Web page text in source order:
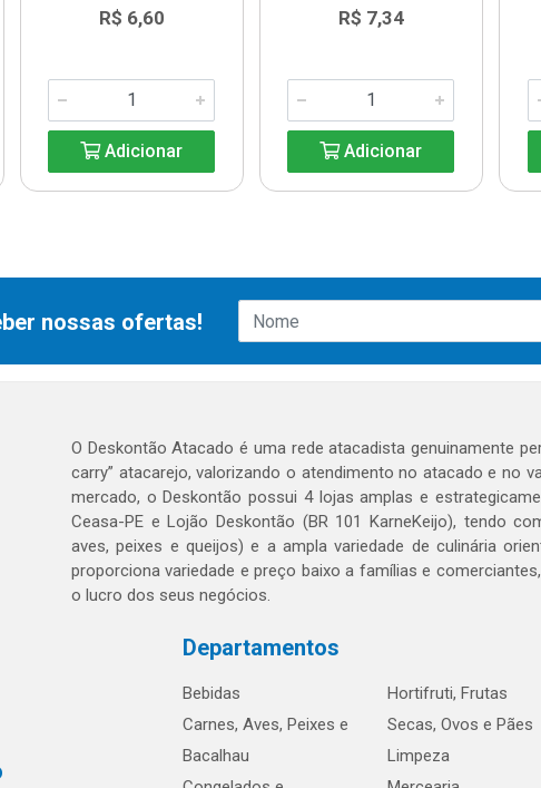
R$ 6,60
Adicionar
R$ 7,34
Adicionar
nossas ofertas!
O Deskontão Atacado é uma rede atacadista genuinamente
carry” atacarejo, valorizando o atendimento no atacado e no
mercado, o Deskontão possui 4 lojas amplas e
Ceasa-PE e Lojão Deskontão (BR 101 KarneKeijo), tendo
aves, peixes e queijos) e a ampla variedade de culinária
proporciona variedade e preço baixo a famílias e
o lucro dos seus negócios.
Departamentos
Bebidas
Carnes, Aves, Peixes e
Bacalhau
Hortifruti, Frutas
Secas, Ovos e Pães
Limpeza